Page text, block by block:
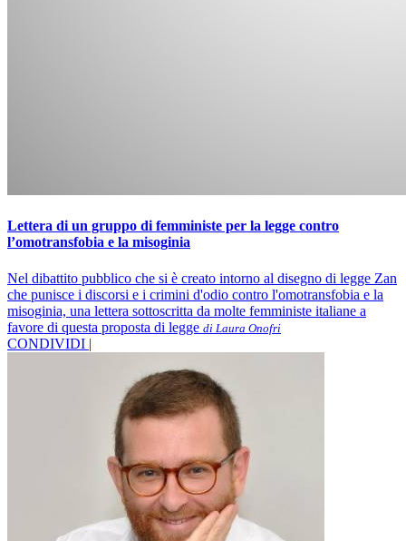
Lettera di un gruppo di femministe per la legge contro
l’omotransfobia e la misoginia
Nel dibattito pubblico che si è creato intorno al disegno di legge Zan
che punisce i discorsi e i crimini d'odio contro l'omotransfobia e la
misoginia, una lettera sottoscritta da molte femministe italiane a
favore di questa proposta di legge di Laura Onofri
CONDIVIDI |